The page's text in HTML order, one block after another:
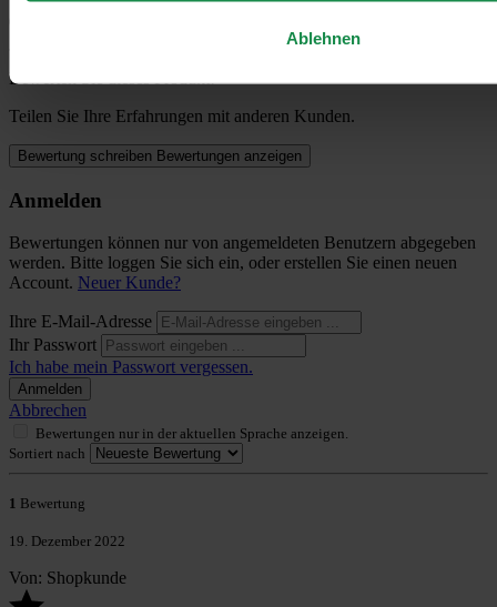
Ablehnen
Bewerten Sie dieses Produkt!
Teilen Sie Ihre Erfahrungen mit anderen Kunden.
Bewertung schreiben Bewertungen anzeigen
Anmelden
Bewertungen können nur von angemeldeten Benutzern abgegeben
werden. Bitte loggen Sie sich ein, oder erstellen Sie einen neuen
Account. Neuer Kunde?
Ihre E-Mail-Adresse
Ihr Passwort
Ich habe mein Passwort vergessen.
Anmelden
Abbrechen
Bewertungen nur in der aktuellen Sprache anzeigen.
Sortiert nach
1 Bewertung
19. Dezember 2022
Von: Shopkunde